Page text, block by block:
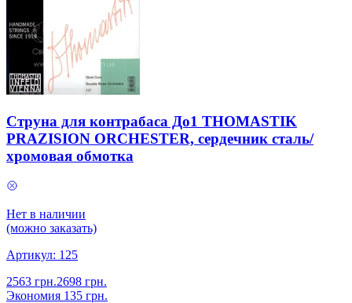
Струна для контрабаса До1 THOMASTIK
PRAZISION ORCHESTER, сердечник сталь/
хромовая обмотка
Нет в наличии
(можно заказать)
Артикул: 125
2563 грн.2698 грн.
Экономия 135 грн.